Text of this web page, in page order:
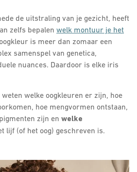
de uitstraling van je gezicht, heeft
zelfs bepalen welk montuur je het
is meer dan zomaar een
samenspel van genetica,
nuances. Daardoor is elke iris
welke oogkleuren er zijn, hoe
hoe mengvormen ontstaan,
zijn en welke
lijf (of het oog) geschreven is.